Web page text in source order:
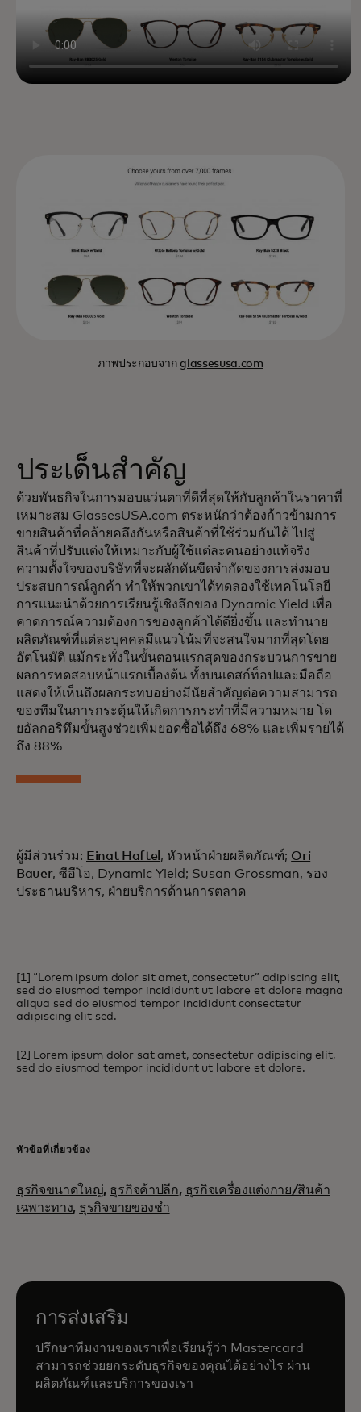
ภาพประกอบจากglassesusa.com
ประเด็นสำคัญ
ด้วยพันธกิจในการมอบแว่นตาที่ดีที่สุดให้กับลูกค้าในราคาที่
เหมาะสม GlassesUSA.com ตระหนักว่าต้องก้าวข้ามการ
ขายสินค้าที่คล้ายคลึงกันหรือสินค้าที่ใช้ร่วมกันได้ ไปสู่
สินค้าที่ปรับแต่งให้เหมาะกับผู้ใช้แต่ละคนอย่างแท้จริง
ความตั้งใจของบริษัทที่จะผลักดันขีดจำกัดของการส่งมอบ
ประสบการณ์ลูกค้า ทำให้พวกเขาได้ทดลองใช้เทคโนโลยี
การแนะนำด้วยการเรียนรู้เชิงลึกของ Dynamic Yield เพื่อ
คาดการณ์ความต้องการของลูกค้าได้ดียิ่งขึ้น และทำนาย
ผลิตภัณฑ์ที่แต่ละบุคคลมีแนวโน้มที่จะสนใจมากที่สุดโดย
อัตโนมัติ แม้กระทั่งในขั้นตอนแรกสุดของกระบวนการขาย
ผลการทดสอบหน้าแรกเบื้องต้น ทั้งบนเดสก์ท็อปและมือถือ
แสดงให้เห็นถึงผลกระทบอย่างมีนัยสำคัญต่อความสามารถ
ของทีมในการกระตุ้นให้เกิดการกระทำที่มีความหมาย โด
ยอัลกอริทึมขั้นสูงช่วยเพิ่มยอดซื้อได้ถึง 68% และเพิ่มรายได้
ถึง 88%
ผู้มีส่วนร่วม: Einat Haftel , หัวหน้าฝ่ายผลิตภัณฑ์; Ori
Bauer, ซีอีโอ, Dynamic Yield; Susan Grossman, รอง
ประธานบริหาร, ฝ่ายบริการด้านการตลาด
[1] “Lorem ipsum dolor sit amet, consectetur” adipiscing elit,
sed do eiusmod tempor incididunt ut labore et dolore magna
aliqua sed do eiusmod tempor incididunt consectetur
adipiscing elit sed.
[2] Lorem ipsum dolor sat amet, consectetur adipiscing elit,
sed do eiusmod tempor incididunt ut labore et dolore.
หัวข้อที่เกี่ยวข้อง
ธุรกิจขนาดใหญ่, ธุรกิจค้าปลีก, ธุรกิจเครื่องแต่งกาย/สินค้า
เฉพาะทาง, ธุรกิจขายของชำ
การส่งเสริม
ปรึกษาทีมงานของเราเพื่อเรียนรู้ว่า Mastercard
สามารถช่วยยกระดับธุรกิจของคุณได้อย่างไร ผ่าน
ผลิตภัณฑ์และบริการของเรา